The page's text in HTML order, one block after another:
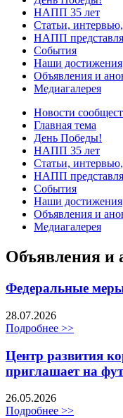
НАПП 35 лет
Статьи,
НАПП
События
Наши достижения
Объявления и
Медиагалерея
Новости
Главная тема
День Победы!
НАПП 35 лет
Статьи,
НАПП
События
Наши достижения
Объявления и
Медиагалерея
Объявления и
Федеральные
28.07.2026
Подробнее >>
Центр развития
приглашает на
26.05.2026
Подробнее >>